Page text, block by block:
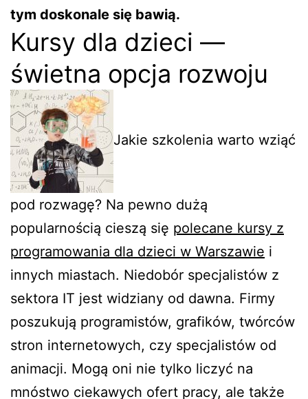
tym doskonale się bawią.
Kursy dla dzieci —
świetna opcja rozwoju
Jakie szkolenia warto wziąć
pod rozwagę? Na pewno dużą
popularnością cieszą się polecane kursy z
programowania dla dzieci w Warszawie i
innych miastach. Niedobór specjalistów z
sektora IT jest widziany od dawna. Firmy
poszukują programistów, grafików, twórców
stron internetowych, czy specjalistów od
animacji. Mogą oni nie tylko liczyć na
mnóstwo ciekawych ofert pracy, ale także